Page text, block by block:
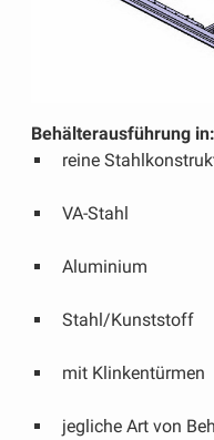
Behälterausführung
reine
VA-Stahl
Aluminium
Stahl/Kunststoff
mit Klinkentürmen
jegliche Art von